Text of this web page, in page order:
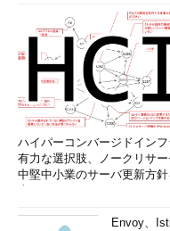
は残っており、厚労省が
く必要がある。それには
は、それらの取り組みが
装置として機能する」（
問題の本
い監査」
ハイパーコンバージドイン
有力な選択肢、ノークリサ
中堅中小業のサーバ更新方針
Envoy、